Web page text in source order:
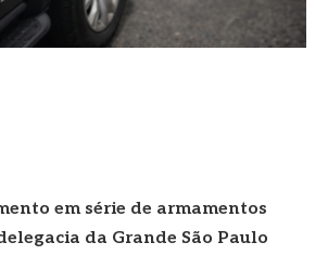
em série de armamentos
da Grande São Paulo